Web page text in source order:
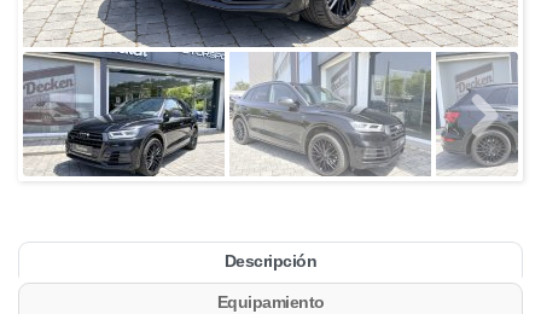
Descripción
Equipamiento